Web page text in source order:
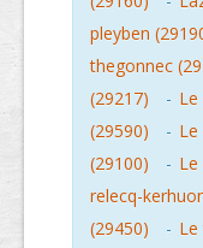
pleyben
thegonnec
(29217)
- Le
(29590)
-
(29100)
-
relecq-
(29450)
-